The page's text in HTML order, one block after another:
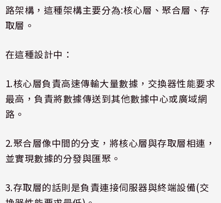
路架構，這種架構主要分為:核心層、聚合層、存
取層。
在這種設計中：
1.核心層負責高速傳輸大量數據，交換器性能要求
最高，負責將數據傳送到其他數據中心或廣域網
路。
2.聚合層像中間的分支，將核心層與存取層相連，
並實現數據的分發與匯聚。
3.存取層的話則是負責連接伺服器與終端設備(交